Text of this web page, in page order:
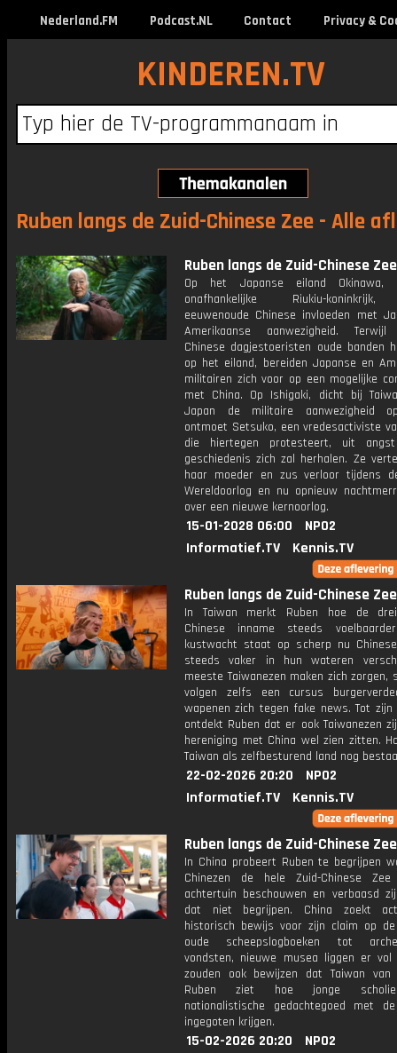
Nederland.FM Podcast.NL Contact Privacy &
KINDEREN.TV
Ruben langs de Zuid-Chinese Zee - Alle
Ruben langs de Zuid-Chinese
Op het Japanse eiland
onafhankelijke Riukiu-
eeuwenoude Chinese invloeden met
Amerikaanse aanwezigheid. Terwijl
Chinese dagjestoeristen oude banden
op het eiland, bereiden Japanse en
militairen zich voor op een mogelijke
met China. Op Ishigaki, dicht bij
Japan de militaire aanwezigheid
ontmoet Setsuko, een vredesactiviste
die hiertegen protesteert, uit
geschiedenis zich zal herhalen. Ze
haar moeder en zus verloor tijdens
Wereldoorlog en nu opnieuw
over een nieuwe kernoorlog.
15-01-2028 06:00
NPO2
Informatief.TV
Kennis.TV
Ruben langs de Zuid-Chinese
In Taiwan merkt Ruben hoe de
Chinese inname steeds
kustwacht staat op scherp nu
steeds vaker in hun wateren
meeste Taiwanezen maken zich zorgen,
volgen zelfs een cursus
wapenen zich tegen fake news. Tot zijn
ontdekt Ruben dat er ook Taiwanezen
hereniging met China wel zien zitten.
Taiwan als zelfbesturend land nog
22-02-2026 20:20
NPO2
Informatief.TV
Kennis.TV
Ruben langs de Zuid-Chinese
In China probeert Ruben te begrijpen
Chinezen de hele Zuid-Chinese
achtertuin beschouwen en verbaasd
dat niet begrijpen. China zoekt
historisch bewijs voor zijn claim op
oude scheepslogboeken tot
vondsten, nieuwe musea liggen er vol
zouden ook bewijzen dat Taiwan van
Ruben ziet hoe jonge
nationalistische gedachtegoed met
ingegoten krijgen.
15-02-2026 20:20
NPO2